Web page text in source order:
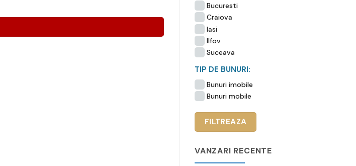
Bucuresti
Craiova
Iasi
Ilfov
Suceava
TIP DE BUNURI:
Bunuri imobile
Bunuri mobile
VANZARI RECENTE